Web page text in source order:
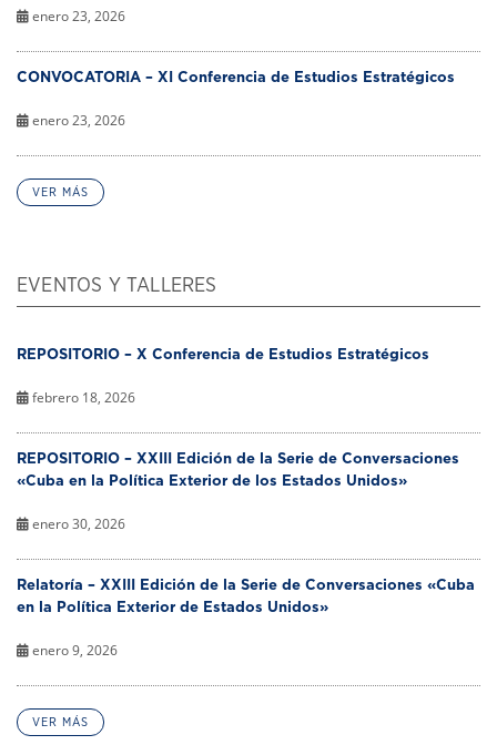
enero 23, 2026
CONVOCATORIA – XI Conferencia de Estudios Estratégicos
enero 23, 2026
VER MÁS
EVENTOS Y TALLERES
REPOSITORIO – X Conferencia de Estudios Estratégicos
febrero 18, 2026
REPOSITORIO – XXIII Edición de la Serie de Conversaciones
«Cuba en la Política Exterior de los Estados Unidos»
enero 30, 2026
Relatoría – XXIII Edición de la Serie de Conversaciones «Cuba
en la Política Exterior de Estados Unidos»
enero 9, 2026
VER MÁS